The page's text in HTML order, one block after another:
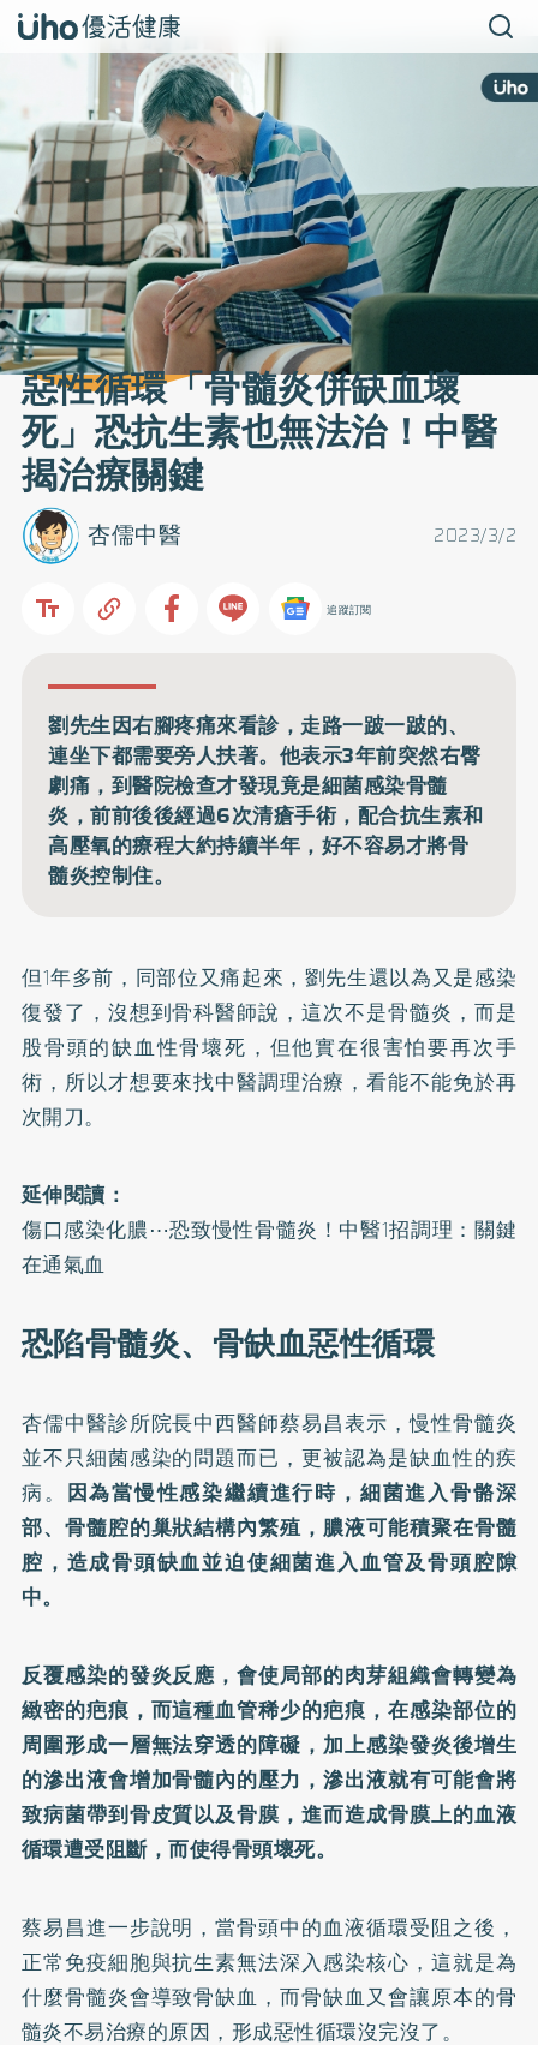
惡性循環「骨髓炎併缺血壞
死」恐抗生素也無法治！中醫
揭治療關鍵
2023/3/2
杏儒中醫
追蹤訂閱
劉先生因右腳疼痛來看診，走路一跛一跛的、
連坐下都需要旁人扶著。他表示3年前突然右臀
劇痛，到醫院檢查才發現竟是細菌感染骨髓
炎，前前後後經過6次清瘡手術，配合抗生素和
高壓氧的療程大約持續半年，好不容易才將骨
髓炎控制住。
但1年多前，同部位又痛起來，劉先生還以為又是感染
復發了，沒想到骨科醫師說，這次不是骨髓炎，而是
股骨頭的缺血性骨壞死，但他實在很害怕要再次手
術，所以才想要來找中醫調理治療，看能不能免於再
次開刀。
延伸閱讀：
傷口感染化膿⋯恐致慢性骨髓炎！中醫1招調理：關鍵
在通氣血
恐陷骨髓炎、骨缺血惡性循環
杏儒中醫診所院長中西醫師蔡易昌表示，慢性骨髓炎
並不只細菌感染的問題而已，更被認為是缺血性的疾
病。 因為當慢性感染繼續進行時，細菌進入骨骼深
部、骨髓腔的巢狀結構內繁殖，膿液可能積聚在骨髓
腔，造成骨頭缺血並迫使細菌進入血管及骨頭腔隙
中。
反覆感染的發炎反應，會使局部的肉芽組織會轉變為
緻密的疤痕，而這種血管稀少的疤痕，在感染部位的
周圍形成一層無法穿透的障礙，加上感染發炎後增生
的滲出液會增加骨髓內的壓力，滲出液就有可能會將
致病菌帶到骨皮質以及骨膜，進而造成骨膜上的血液
循環遭受阻斷，而使得骨頭壞死。
蔡易昌進一步說明，當骨頭中的血液循環受阻之後，
正常免疫細胞與抗生素無法深入感染核心，這就是為
什麼骨髓炎會導致骨缺血，而骨缺血又會讓原本的骨
髓炎不易治療的原因，形成惡性循環沒完沒了。